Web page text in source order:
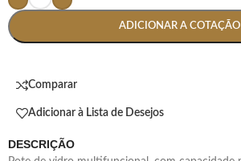
ADICIONAR A COTAÇÃO
Comparar
Adicionar à Lista de Desejos
DESCRIÇÃO